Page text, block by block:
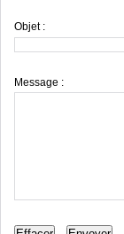
Objet :
Message :